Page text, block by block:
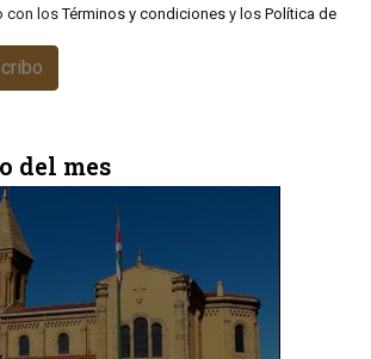
con losTérminos y condicionesy los Política de
del mes